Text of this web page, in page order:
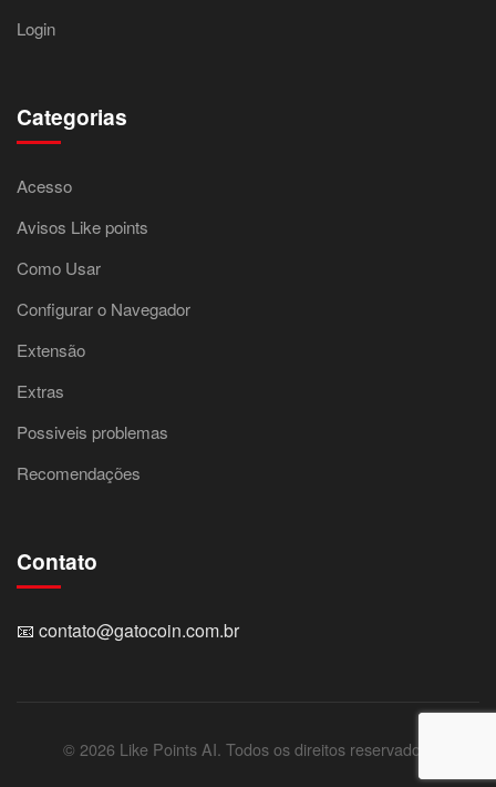
Login
Categorias
Acesso
Avisos Like points
Como Usar
Configurar o Navegador
Extensão
Extras
Possiveis problemas
Recomendações
Contato
📧 contato@gatocoin.com.br
© 2026 Like Points AI. Todos os direitos reservados.